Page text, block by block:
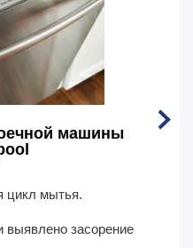
машины
цикл мытья.
выявлено засорение